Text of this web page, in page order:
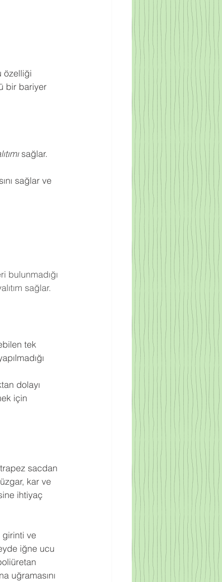
özelliği
bir bariyer
sağlar.
sağlar ve
bulunmadığı
sağlar.
tek
dolayı
için
sacdan
kar ve
ihtiyaç
girinti ve
iğne ucu
uğramasını